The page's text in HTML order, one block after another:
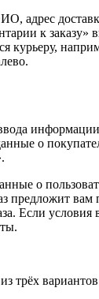
адрес
к заказу»
курьеру,
о
о
предложит вам
Если условия
трёх